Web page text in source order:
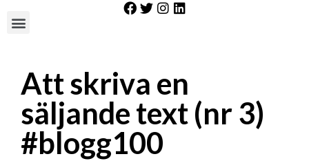
Att skriva en
säljande text (nr 3)
#blogg100